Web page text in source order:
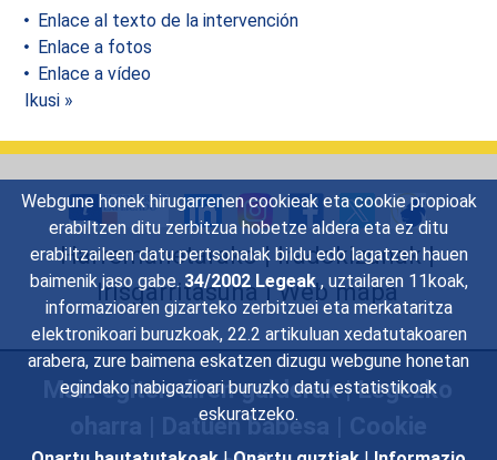
Webgune honek hirugarrenen cookieak eta cookie propioak
erabiltzen ditu zerbitzua hobetze aldera eta ez ditu
erabiltzaileen datu pertsonalak bildu edo lagatzen hauen
baimenik jaso gabe. 34/2002 Legeak, uztailaren 11koak,
informazioaren gizarteko zerbitzuei eta merkataritza
elektronikoari buruzkoak, 22.2 artikuluan xedatutakoaren
arabera, zure baimena eskatzen dizugu webgune honetan
egindako nabigazioari buruzko datu estatistikoak
eskuratzeko.
Enlace al texto de la intervención
Enlace a fotos
Enlace a vídeo
Ikusi »
Harremanetarako|Iradokizunak|
Irisgarritasuna|Web mapa
Maiz egiten diren galderak|Legezko
Datuen babesa